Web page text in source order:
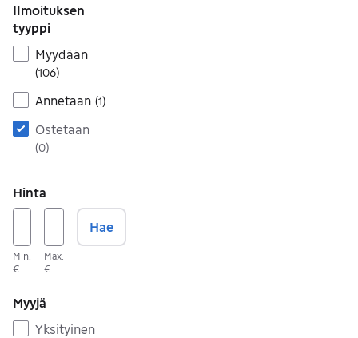
Ilmoituksen
tyyppi
Myydään
(106)
Annetaan (1)
Ostetaan
(0)
Hinta
Min.
€
Max.
€
Hae
Myyjä
Yksityinen